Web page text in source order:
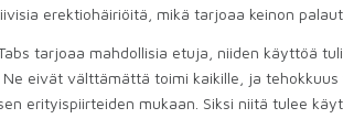
erektiohäiriöitä, mikä tarjoaa keinon
tarjoaa mahdollisia etuja, niiden käyttöä
eivät välttämättä toimi kaikille, ja
erityispiirteiden mukaan. Siksi niitä tulee